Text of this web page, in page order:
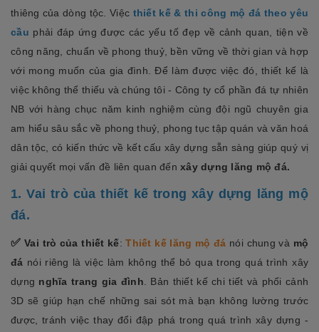
thiêng của dòng tộc. Việc thiết kế & thi công mộ đá theo yêu
cầu phải đáp ứng được các yếu tố đẹp về cảnh quan, tiện về
công năng, chuẩn về phong thuỷ, bền vững về thời gian và hợp
với mong muốn của gia đình. Để làm được việc đó, thiết kế là
việc không thể thiếu và chúng tôi - Công ty cổ phần đá tự nhiên
NB với hàng chục năm kinh nghiệm cùng đội ngũ chuyên gia
am hiểu sâu sắc về phong thuỷ, phong tục tập quán và văn hoá
dân tộc, có kiến thức về kết cấu xây dựng sẵn sàng giúp quý vị
giải quyết mọi vấn đề liên quan đến xây dựng lăng mộ đá.
1. Vai trò của thiết kế trong xây dựng lăng mộ
đá.
✅Vai trò của thiết kế:Thiết kế lăng mộ đá nói chung và mộ
đá nói riêng là việc làm không thể bỏ qua trong quá trình xây
dựng nghĩa trang gia đình . Bản thiết kế chi tiết và phối cảnh
3D sẽ giúp hạn chế những sai sót mà bạn không lường trước
được, tránh việc thay đổi đập phá trong quá trình xây dựng -